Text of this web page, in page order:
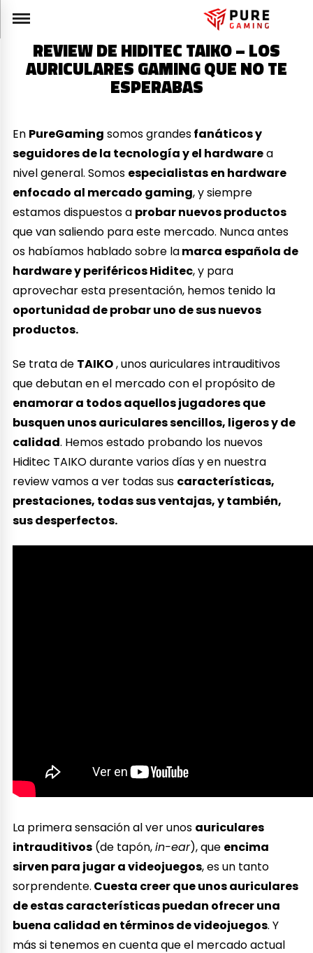
REVIEW DE HIDITEC TAIKO – LOS
AURICULARES GAMING QUE NO TE
ESPERABAS
En PureGaming somos grandesfanáticos y
seguidores de la tecnología y el hardwarea
nivel general. Somos especialistas en hardware
enfocado al mercado gaming, y siempre
estamos dispuestos a probar nuevos productos
que van saliendo para este mercado. Nunca antes
os habíamos hablado sobre lamarca española de
hardware y periféricos Hiditec, y para
aprovechar esta presentación, hemos tenido la
oportunidad de probar uno de sus nuevos
productos.
Se trata de TAIKO, unos auriculares intrauditivos
que debutan en el mercado con el propósito de
enamorar a todos aquellos jugadores que
busquen unos auriculares sencillos, ligeros y de
calidad. Hemos estado probando los nuevos
Hiditec TAIKO durante varios días y en nuestra
review vamos a ver todas sus características,
prestaciones, todas sus ventajas, y también,
sus desperfectos.
La primera sensación al ver unos auriculares
intrauditivos (de tapón,in-ear), que encima
sirven para jugar a videojuegos, es un tanto
sorprendente. Cuesta creer que unos auriculares
de estas características puedan ofrecer una
buena calidad en términos de videojuegos. Y
más si tenemos en cuenta que el mercado actual